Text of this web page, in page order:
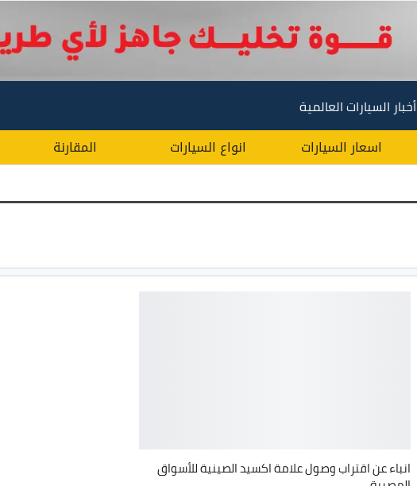
أخبار السيارات العالمية
اسعار السيارات انواع السيارات المقارنة
انباء عن اقتراب وصول علامة اكسيد الصينية للأسواق